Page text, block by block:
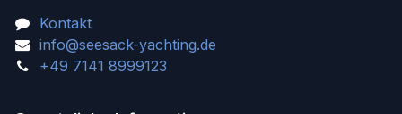
Kontakt
info@seesack-yachting.de
+49 7141 8999123